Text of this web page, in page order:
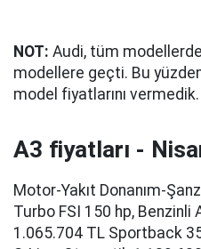
NOT: Audi, tüm
modellere geçti. Bu
model fiyatlarını vermedik.
A3 fiyatları -
Motor-Yakıt Donanım-
Turbo FSI 150 hp,
1.065.704 TL Sportback